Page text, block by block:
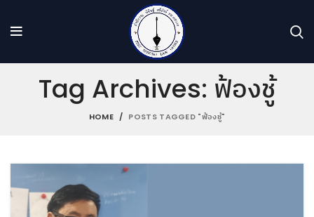
Tag Archives: ฟ้องชู้
HOME POSTS TAGGED "ฟ้องชู้"